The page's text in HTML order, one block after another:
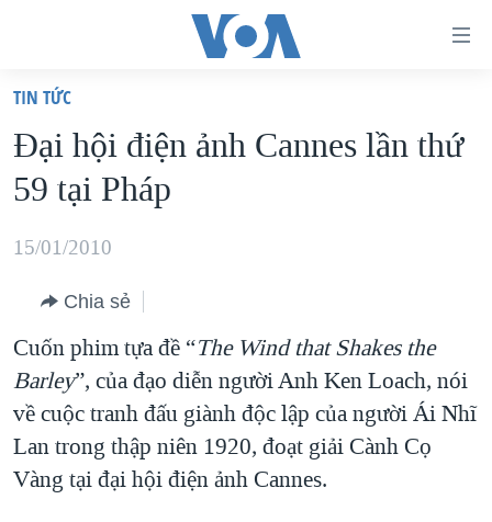
truy
cập
Tới
dung
chính
điều
hướng
chính
Đi
tới
VIỆT NAM
HOA KỲ
BIỂN ĐÔNG
BLOG
DIỄN ĐÀN
MỤC
TỰ DO BÁO CHÍ
VẠCH TRẦN TIN GIẢ
CHUYÊN ĐỀ
CHIẾN TRANH THƯƠNG MẠI CỦA MỸ: QUÁ KHỨ VÀ HIỆN
TẠI
HỌC TIẾNG ANH
TIN TỨC
Ðại hội điện ảnh Cannes lần thứ
59 tại Pháp
15/01/2010
Chia sẻ
Cuốn phim tựa đề “The Wind that Shakes the
Barley”, của đạo diễn người Anh Ken Loach, nói
về cuộc tranh đấu giành độc lập của người Ái Nhĩ
Lan trong thập niên 1920, đoạt giải Cành Cọ
Vàng tại đại hội điện ảnh Cannes.